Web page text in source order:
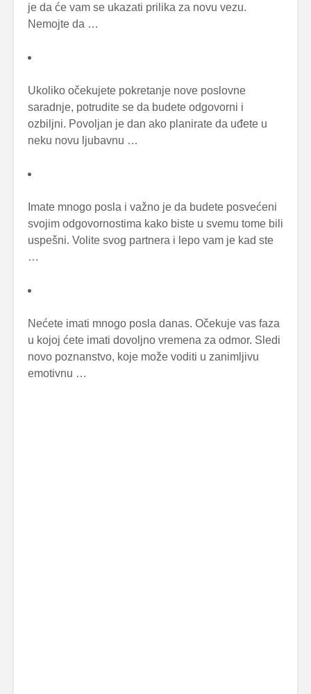
je da će vam se ukazati prilika za novu vezu.
Nemojte da …
Ukoliko očekujete pokretanje nove poslovne
saradnje, potrudite se da budete odgovorni i
ozbiljni. Povoljan je dan ako planirate da uđete u
neku novu ljubavnu …
Imate mnogo posla i važno je da budete posvećeni
svojim odgovornostima kako biste u svemu tome bili
uspešni. Volite svog partnera i lepo vam je kad ste
…
Nećete imati mnogo posla danas. Očekuje vas faza
u kojoj ćete imati dovoljno vremena za odmor. Sledi
novo poznanstvo, koje može voditi u zanimljivu
emotivnu …